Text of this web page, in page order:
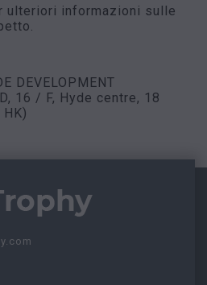
ulteriori informazioni sulle
DEVELOPMENT
16 / F, Hyde centre, 18
HK)